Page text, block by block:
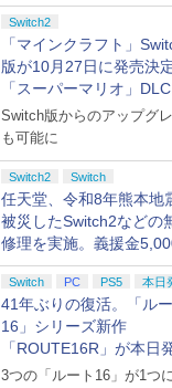
8月25日より発売
Switch2
「マインクラフト」
版が10月27日に発売決定
「スーパーマリオ」
Switch版からのアップグ
も可能に
Switch2 Switch
任天堂、令和8年熊本地
被災したSwitch2などの
修理を実施。義援金
円の寄付も発表
Switch PC PS5 本日
41年ぶりの復活。「ル
16」シリーズ新作
「ROUTE16R」が本日
3つの「ルート16」が1つ